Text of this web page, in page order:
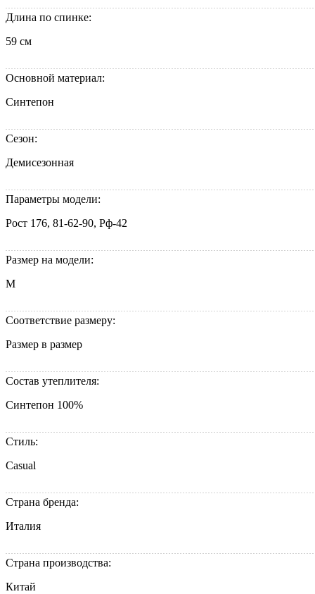
Длина по спинке:
59 см
Основной материал:
Синтепон
Сезон:
Демисезонная
Параметры модели:
Рост 176, 81-62-90, Рф-42
Размер на модели:
M
Соответствие размеру:
Размер в размер
Состав утеплителя:
Синтепон 100%
Стиль:
Casual
Страна бренда:
Италия
Страна производства:
Китай